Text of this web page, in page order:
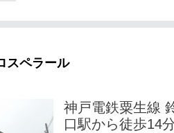
スペラール
神戸電鉄粟生線
口駅から徒歩14